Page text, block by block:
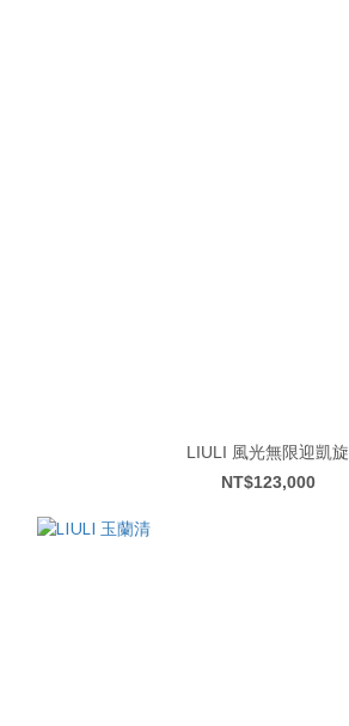
LIULI 風光無限迎凱旋
NT$123,000